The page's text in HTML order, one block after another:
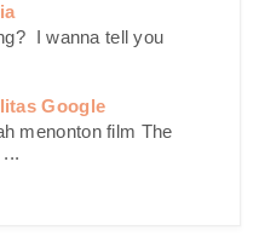
I wanna tell you
Google
menonton film The